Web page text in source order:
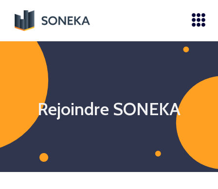
Rejoindre SONEKA